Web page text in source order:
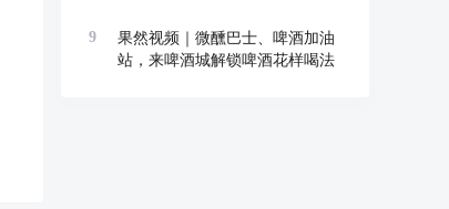
9
果然视频｜微醺巴士、啤酒加油
站，来啤酒城解锁啤酒花样喝法